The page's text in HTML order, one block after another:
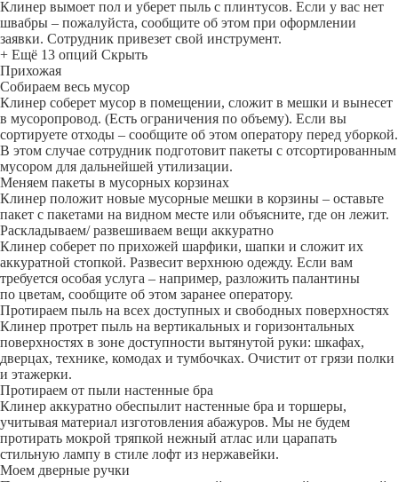
Клинер вымоет пол и уберет пыль с плинтусов. Если у вас нет
швабры – пожалуйста, сообщите об этом при оформлении
заявки. Сотрудник привезет свой инструмент.
+ Ещё 13 опций Скрыть
Прихожая
Собираем весь мусор
Клинер соберет мусор в помещении, сложит в мешки и вынесет
в мусоропровод. (Есть ограничения по объему). Если вы
сортируете отходы – сообщите об этом оператору перед уборкой.
В этом случае сотрудник подготовит пакеты с отсортированным
мусором для дальнейшей утилизации.
Меняем пакеты в мусорных корзинах
Клинер положит новые мусорные мешки в корзины – оставьте
пакет с пакетами на видном месте или объясните, где он лежит.
Раскладываем/ развешиваем вещи аккуратно
Клинер соберет по прихожей шарфики, шапки и сложит их
аккуратной стопкой. Развесит верхнюю одежду. Если вам
требуется особая услуга – например, разложить палантины
по цветам, сообщите об этом заранее оператору.
Протираем пыль на всех доступных и свободных поверхностях
Клинер протрет пыль на вертикальных и горизонтальных
поверхностях в зоне доступности вытянутой руки: шкафах,
дверцах, технике, комодах и тумбочках. Очистит от грязи полки
и этажерки.
Протираем от пыли настенные бра
Клинер аккуратно обеспылит настенные бра и торшеры,
учитывая материал изготовления абажуров. Мы не будем
протирать мокрой тряпкой нежный атлас или царапать
стильную лампу в стиле лофт из нержавейки.
Моем дверные ручки